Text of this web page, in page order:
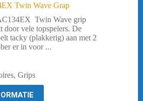
Twin Wave Grap
Twin Wave grip
door vele topspelers. De
tacky (plakkerig) aan met 2
er in voor ...
, Grips